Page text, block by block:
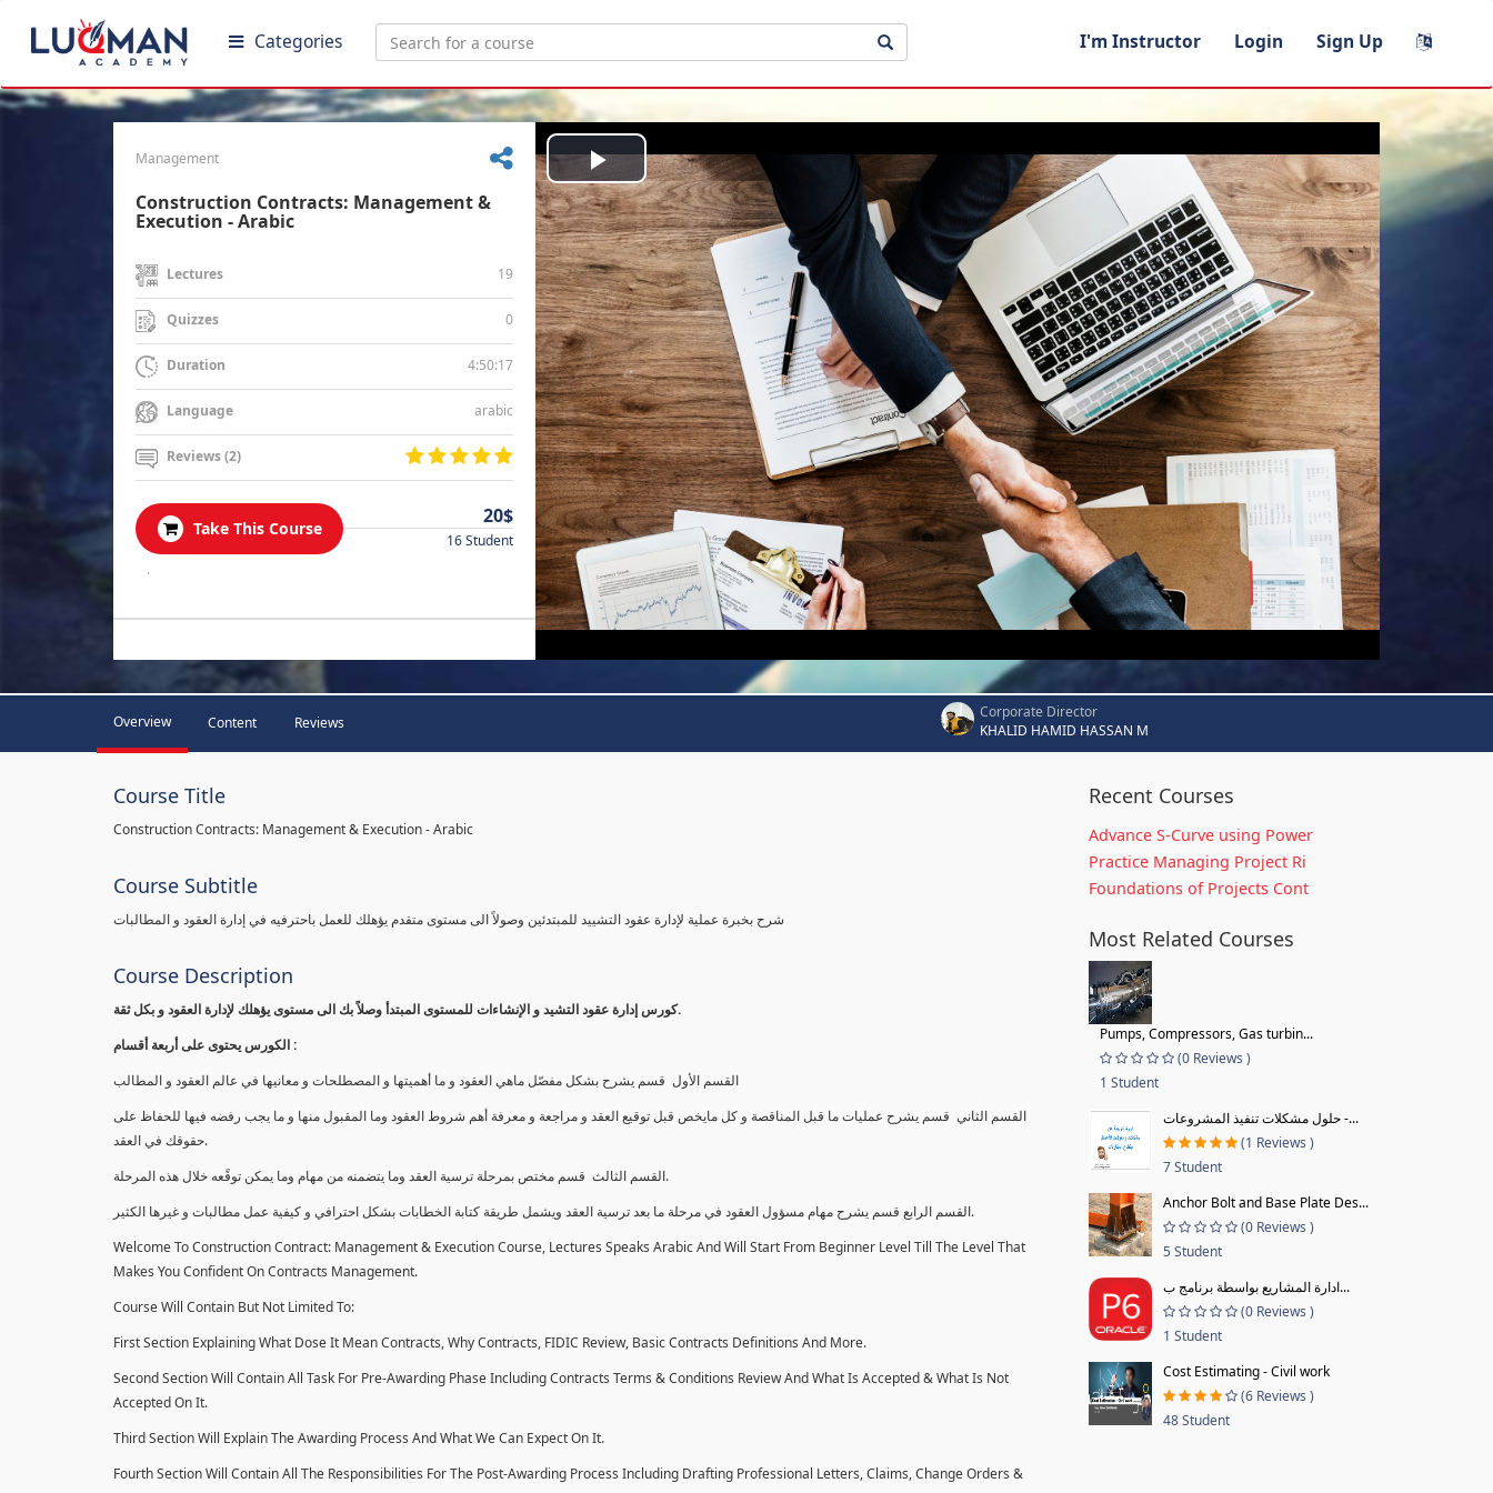
Categories I'm Instructor Login Sign Up
Management
Construction Contracts: Management &
Execution - Arabic
Lectures 19
Quizzes 0
Duration 4:50:17
Language arabic
Reviews (2)
Take This Course
20$
16 Student
.
Play
Video
Overview Content Reviews
Corporate Director
KHALID HAMID HASSAN M
Course Title
Construction Contracts: Management & Execution - Arabic
Course Subtitle
شرح بخبرة عملية لإدارة عقود التشييد للمبتدئين وصولاً الى مستوى متقدم يؤهلك للعمل باحترفيه في إدارة العقود و المطالبات
Course Description
كورس إدارة عقود التشيد و الإنشاءات للمستوى المبتدأ وصلاً بك الى مستوى يؤهلك لإدارة العقود و بكل ثقة.
الكورس يحتوى على أربعة أقسام :
القسم الأول قسم يشرح بشكل مفصّل ماهي العقود و ما أهميتها و المصطلحات و معانيها في عالم العقود و المطالب
القسم الثاني قسم يشرح عمليات ما قبل المناقصة و كل مايخص قبل توقيع العقد و مراجعة و معرفة أهم شروط العقود وما المقبول منها و ما يجب رفضه فيها للحفاظ على
حقوقك في العقد.
القسم الثالث قسم مختص بمرحلة ترسية العقد وما يتضمنه من مهام وما يمكن توقًعه خلال هذه المرحلة.
القسم الرابع قسم يشرح مهام مسؤول العقود في مرحلة ما بعد ترسية العقد ويشمل طريقة كتابة الخطابات بشكل احترافي و كيفية عمل مطالبات و غيرها الكثير.
Welcome To Construction Contract: Management & Execution Course, Lectures Speaks Arabic And Will Start From Beginner Level Till The Level That
Makes You Confident On Contracts Management.
Course Will Contain But Not Limited To:
First Section Explaining What Dose It Mean Contracts, Why Contracts, FIDIC Review, Basic Contracts Definitions And More.
Second Section Will Contain All Task For Pre-Awarding Phase Including Contracts Terms & Conditions Review And What Is Accepted & What Is Not
Accepted On It.
Third Section Will Explain The Awarding Process And What We Can Expect On It.
Fourth Section Will Contain All The Responsibilities For The Post-Awarding Process Including Drafting Professional Letters, Claims, Change Orders &
Recent Courses
Advance S-Curve using Power
Practice Managing Project Ri
Foundations of Projects Cont
Most Related Courses
Pumps, Compressors, Gas turbin...
(0 Reviews )
1 Student
حلول مشكلات تنفيذ المشروعات -...
(1 Reviews )
7 Student
Anchor Bolt and Base Plate Des...
(0 Reviews )
5 Student
ادارة المشاريع بواسطة برنامج ب...
(0 Reviews )
1 Student
Cost Estimating - Civil work
(6 Reviews )
48 Student